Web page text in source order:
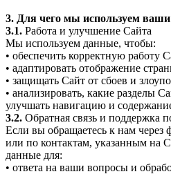
3. Для чего мы используем
3.1. Работа и улучшение Сайта
Мы используем данные, чтобы:
• обеспечить корректную работу
• адаптировать отображение
• защищать Сайт от сбоев и
• анализировать, какие разделы
улучшать навигацию и
3.2. Обратная связь и поддержка
Если вы обращаетесь к нам через
или по контактам, указанным на
данные для:
• ответа на ваши вопросы и